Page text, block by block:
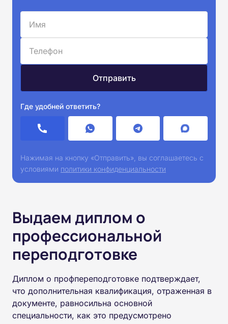
Где удобней ответить?
Нажимая на кнопку «Отправить», вы соглашаетесь с
условиями политики конфиденциальности
Выдаем диплом о
профессиональной
переподготовке
Диплом о профпереподготовке подтверждает,
что дополнительная квалификация, отраженная в
документе, равносильна основной
специальности, как это предусмотрено